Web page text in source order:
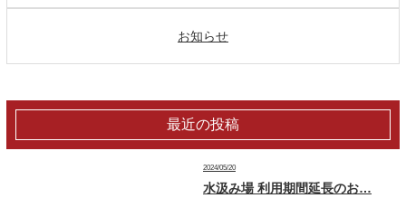
お知らせ
最近の投稿
2024/05/20
水汲み場 利用期間延長のお…